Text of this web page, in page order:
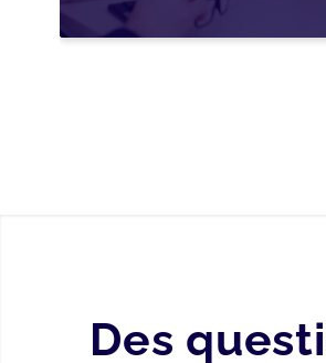
B TER SUR LA
TRANSMISSION DES
Des